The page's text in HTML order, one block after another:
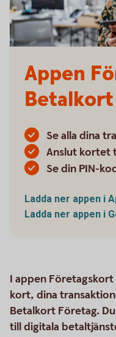
Appen
Se alla dina
Anslut kortet
Se din PIN-
Ladda ner appen i
Ladda ner appen i
I appen
kort, dina
Betalkort Företag.
till digitala